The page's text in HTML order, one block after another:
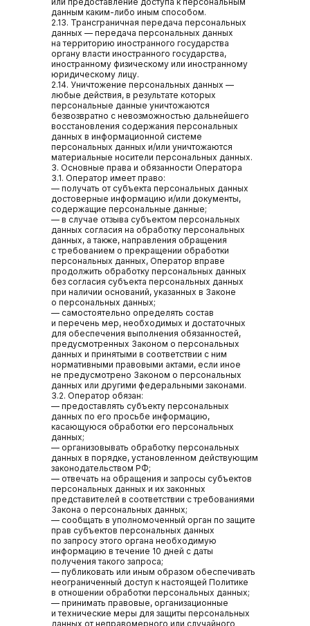
данным каким-либо иным способом.
2.13. Трансграничная передача персональных
данных — передача персональных данных
на территорию иностранного государства
органу власти иностранного государства,
иностранному физическому или иностранному
юридическому лицу.
2.14. Уничтожение персональных данных —
любые действия, в результате которых
персональные данные уничтожаются
безвозвратно с невозможностью дальнейшего
восстановления содержания персональных
данных в информационной системе
персональных данных и/или уничтожаются
материальные носители персональных данных.
3. Основные права и обязанности Оператора
3.1. Оператор имеет право:
— получать от субъекта персональных данных
достоверные информацию и/или документы,
содержащие персональные данные;
— в случае отзыва субъектом персональных
данных согласия на обработку персональных
данных, а также, направления обращения
с требованием о прекращении обработки
персональных данных, Оператор вправе
продолжить обработку персональных данных
без согласия субъекта персональных данных
при наличии оснований, указанных в Законе
о персональных данных;
— самостоятельно определять состав
и перечень мер, необходимых и достаточных
для обеспечения выполнения обязанностей,
предусмотренных Законом о персональных
данных и принятыми в соответствии с ним
нормативными правовыми актами, если иное
не предусмотрено Законом о персональных
данных или другими федеральными законами.
3.2. Оператор обязан:
— предоставлять субъекту персональных
данных по его просьбе информацию,
касающуюся обработки его персональных
данных;
— организовывать обработку персональных
данных в порядке, установленном действующим
законодательством РФ;
— отвечать на обращения и запросы субъектов
персональных данных и их законных
представителей в соответствии с требованиями
Закона о персональных данных;
— сообщать в уполномоченный орган по защите
прав субъектов персональных данных
по запросу этого органа необходимую
информацию в течение 10 дней с даты
получения такого запроса;
— публиковать или иным образом обеспечивать
неограниченный доступ к настоящей Политике
в отношении обработки персональных данных;
— принимать правовые, организационные
и технические меры для защиты персональных
данных от неправомерного или случайного